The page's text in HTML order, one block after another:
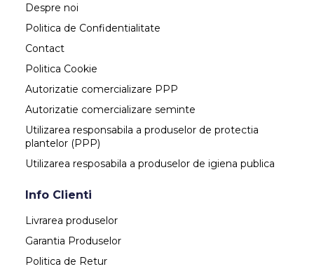
Despre noi
Politica de Confidentialitate
Contact
Politica Cookie
Autorizatie comercializare PPP
Autorizatie comercializare seminte
Utilizarea responsabila a produselor de protectia
plantelor (PPP)
Utilizarea resposabila a produselor de igiena publica
Info Clienti
Livrarea produselor
Garantia Produselor
Politica de Retur